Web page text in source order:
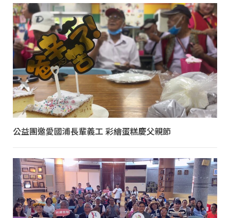
公益團邀愛國浦長輩義工 彩繪蛋糕慶父親節